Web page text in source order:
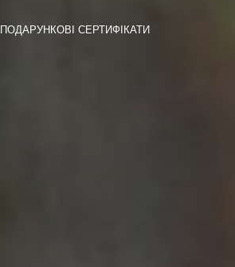
ПОДАРУНКОВІ СЕРТИФІКАТИ